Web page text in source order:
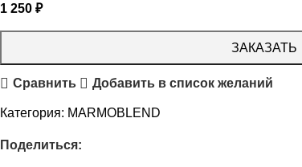
1 250 ₽
ЗАКАЗАТЬ
Сравнить Добавить в список желаний
Категория: MARMOBLEND
Поделиться: